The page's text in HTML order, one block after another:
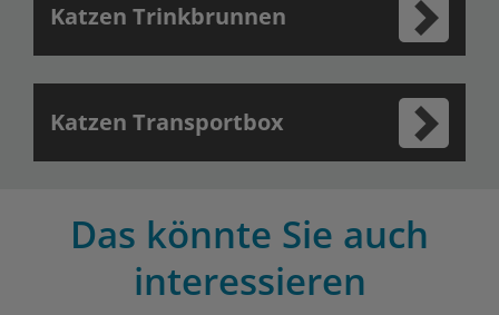
Katzen Trinkbrunnen
Katzen Transportbox
Das könnte Sie auch
interessieren